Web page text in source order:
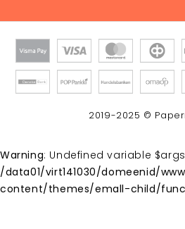
2019-2025 ©
Warning: Undefined variable
/data01/virt141030/domeenid/
content/themes/emall-child/